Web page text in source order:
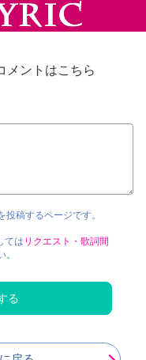
メントはこちら
稿するページです。
ては リクエスト・歌詞間
る